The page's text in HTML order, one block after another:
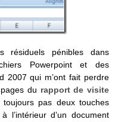
pénibles dans
Powerpoint et des
2007 qui m’ont fait perdre
du rapport de visite
toujours pas deux touches
l’intérieur d’un document